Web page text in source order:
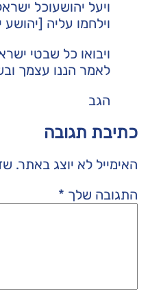
ויעל יהושעוכל
וילחמו עליה [יהושע
ויבואו כל שבטי
לאמר הננו עצמך
הגב
כתיבת תגובה
האימייל לא יוצג באתר.
התגובה שלך *